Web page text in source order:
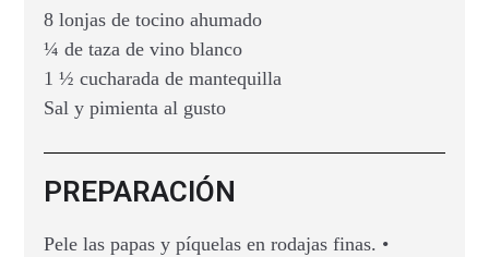
8 lonjas de tocino ahumado
¼ de taza de vino blanco
1 ½ cucharada de mantequilla
Sal y pimienta al gusto
PREPARACIÓN
Pele las papas y píquelas en rodajas finas. •